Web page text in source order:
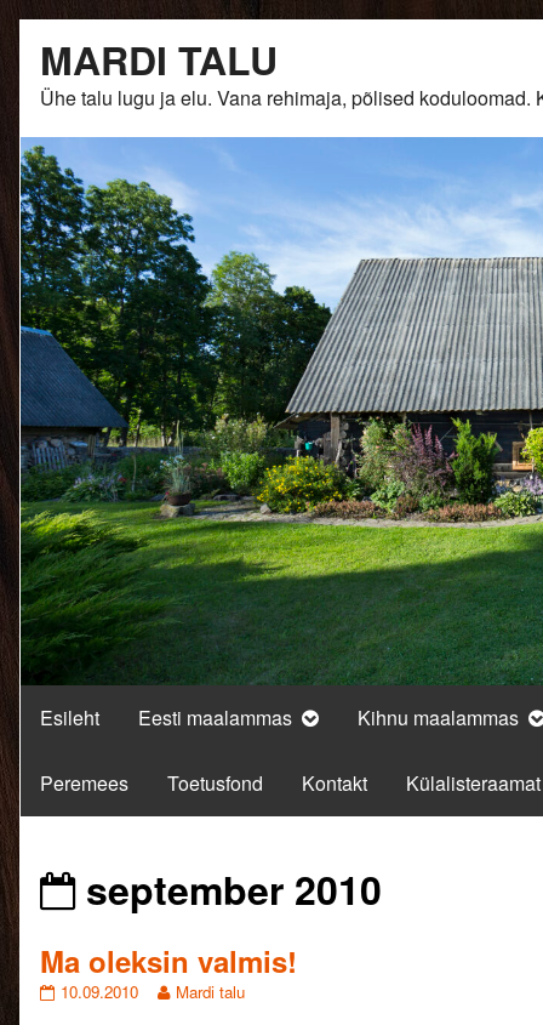
content
MARDI TALU
Ühe talu lugu ja elu. Vana rehimaja, põlised
Esileht Eesti maalammas Kihnu maalammas
Peremees Toetusfond Kontakt Külalisteraamat
Posts
from
september 2010
Ma oleksin valmis!
Ma
10.09.2010
Read
Mardi talu